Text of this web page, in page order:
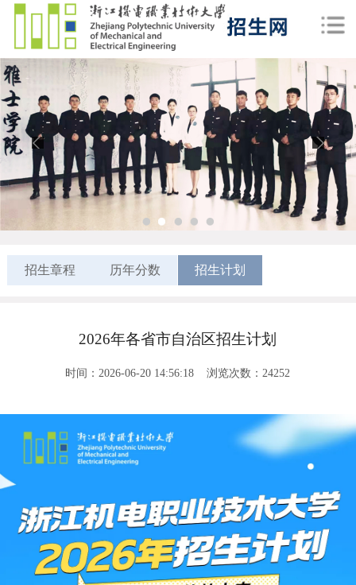
1 2
招生章程 历年分数 招生计划
2026年各省市自治区招生计划
时间：2026-06-20 14:56:18 浏览次数：24252